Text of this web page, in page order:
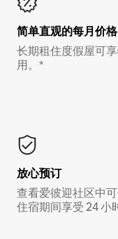
简单直观的每月价格
长期租住度假屋可
用。*
放心预订
查看爱彼迎社区中
住宿期间享受 24 小